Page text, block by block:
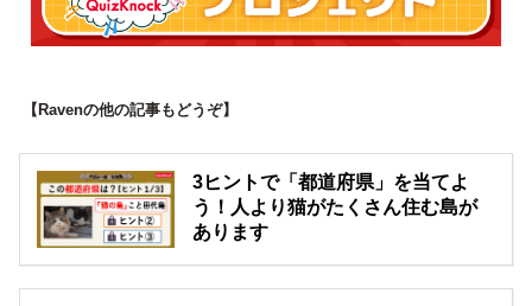
【Ravenの他の記事もどうぞ】
3ヒントで「都道府県」を当てよ
う！人より猫がたくさん住む島が
あります